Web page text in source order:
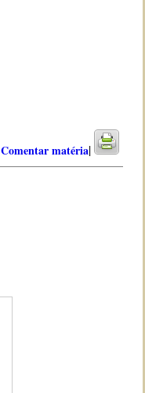
Comentar matéria|